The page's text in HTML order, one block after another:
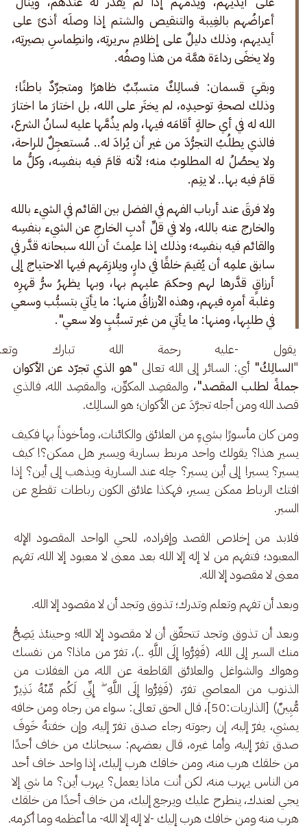
أعراضُهم بالغِيبة والتنقيص والشتم إذا وصلَه أذىً على
أيديهم، وذلك دليلٌ على إظلامِ سريرتِه، وانطِماسِ بصيرتِه،
ولا يخفَى رداءَة همَّة من هذا وصفُه.
وبقيَ قسمان: فسالِكٌ متسبِّبٌ ظاهرًا ومتجرِّدٌ باطنًا؛
وذلك لصحةِ توحيدِه، لم يختَر على الله، بل اختارَ ما اختارَ
الله له في أي حالةٍ أقامَه فيها، ولم يذُمَّها عليه لسانُ الشرع،
فالذي يطلُبُ التجرُّدَ من غير أن يُرادَ له.. مُستعجِلٌ للراحة،
ولا يحصُلُ له المطلوبُ منه؛ لأنه قامَ فيه بنفسِه، وكلُّ ما
قامَ فيه بها.. لا يتِم.
ولا فرقَ عند أرباب الفهم في الفضل بين القائم في الشيء بالله
والخارج عنه بالله، ولا في قلِّ أدبِ الخارجِ عن الشيء بنفسِه
والقائم فيه بنفسِه؛ وذلك إذا علِمتَ أن الله سبحانه قدَّر في
سابق علمِه أن يُقيمَ خلقًا في دارٍ، ويلازِمَهم فيها الاحتياج إلى
أرزاقٍ قدَّرها لهم وحكمَ عليهم بها، وبها يظهرُ سرُّ قهرِه
وغلبة أمرِه فيهم، وهذه الأرزاقُ منها: ما يأتي بتسبُّب وسعي
في طلبِها، ومنها: ما يأتي من غير تسبُّبٍ ولا سعي".
يقول -عليه رحمة الله تبارك
"السالِكُ" أي: السائر إلى الله تعالى "هو الذي تجرّد عن الأكوان
جملةً لطلب المقصد"، والمقصِد المكوِّن، والمقصِد الله، فالذي
قصد الله ومن أجله تجرَّدَ عن الأكوان؛ هو السالِك.
ومن كان مأسورًا بشيءٍ من العلائق والكائنات، ومأخوذاً بها فكيف
يسير هذا؟ يقولك واحد مربط بسارية ويسير هل ممكن؟! كيف
يسير؟ يسير! إلى أين يسير؟ حِله عند السارية ويذهب إلى أين؟ إذا
افتك الرباط ممكن يسير، فهكذا علائق الكون رباطات تقطع عن
السير.
فلابد من إخلاص القصد وإفراده، للحي الواحد المقصود الإله
المعبود؛ فتفهم من لا إله إلا الله بعد معنى لا معبود إلا الله، تفهم
معنى لا مقصود إلا الله.
وبعد أن تفهم وتعلم وتدرك؛ تذوق وتجد أن لا مقصود إلا الله.
وبعد أن تذوق وتجد تتحقّق أن لا مقصود إلا الله؛ وحينئذ يَصِحُّ
منك السير إلى الله، (فَفِرُّوا إِلَى اللَّهِ ..)، تفرّ من ماذا؟ من نفسك
وهواك والشواغل والعلائق القاطعة عن الله، من الغفلات من
الذنوب من المعاصي تفرّ، (فَفِرُّوا إِلَى اللَّهِ ۖ إِنِّي لَكُم مِّنْهُ نَذِيرٌ
مُّبِينٌ) [الذاريات:50]، قال الحق تعالى: سواء من رجاه ومن خافه
يمشي، يفرّ إليه، إن رجوته رجاء صدق تفرّ إليه، وإن خفتهُ خَوفَ
صدق تفرّ إليه، وأما غيره، قال بعضهم: سبحانك من خاف أحدًا
من خلقك هرب منه، ومن خافك هرب إليك، إذا واحد خاف أحد
من الناس يهرب منه، لكن أنت ماذا يعمل؟ يهرب أين؟ ما شي إلا
يجي لعندك، ينطرح عليك ويرجع إليك، من خاف أحدًا من خلقك
هرب منه ومن خافك هرب إليك -لا إله إلا الله- ما أعظمه وما أكرمه.